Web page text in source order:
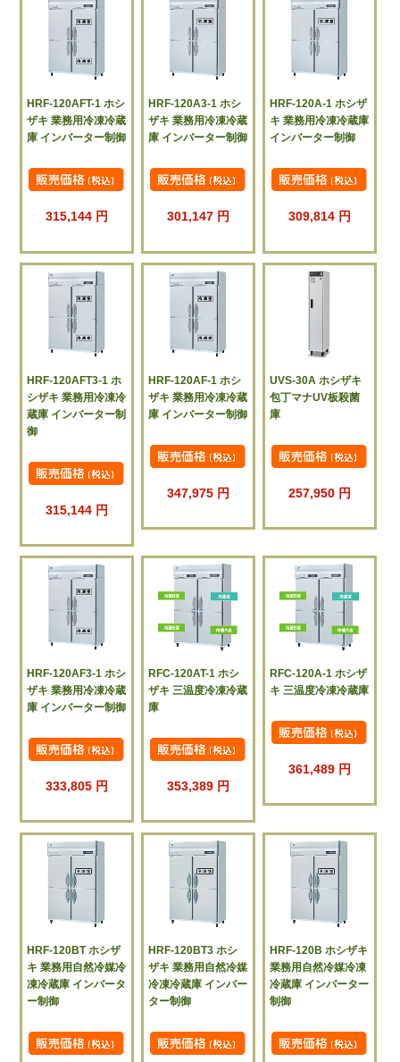
HRF-120AFT-1 ホシ
ザキ 業務用冷凍冷蔵
庫 インバーター制御
315,144 円
HRF-120A3-1 ホシ
ザキ 業務用冷凍冷蔵
庫 インバーター制御
301,147 円
HRF-120A-1 ホシザ
キ 業務用冷凍冷蔵庫
インバーター制御
309,814 円
HRF-120AFT3-1 ホ
シザキ 業務用冷凍冷
蔵庫 インバーター制
御
315,144 円
HRF-120AF-1 ホシ
ザキ 業務用冷凍冷蔵
庫 インバーター制御
347,975 円
UVS-30A ホシザキ
包丁マナUV板殺菌
庫
257,950 円
HRF-120AF3-1 ホシ
ザキ 業務用冷凍冷蔵
庫 インバーター制御
333,805 円
RFC-120AT-1 ホシ
ザキ 三温度冷凍冷蔵
庫
353,389 円
RFC-120A-1 ホシザ
キ 三温度冷凍冷蔵庫
361,489 円
HRF-120BT ホシザ
キ 業務用自然冷媒冷
凍冷蔵庫 インバータ
ー制御
HRF-120BT3 ホシ
ザキ 業務用自然冷媒
冷凍冷蔵庫 インバー
ター制御
HRF-120B ホシザキ
業務用自然冷媒冷凍
冷蔵庫 インバーター
制御